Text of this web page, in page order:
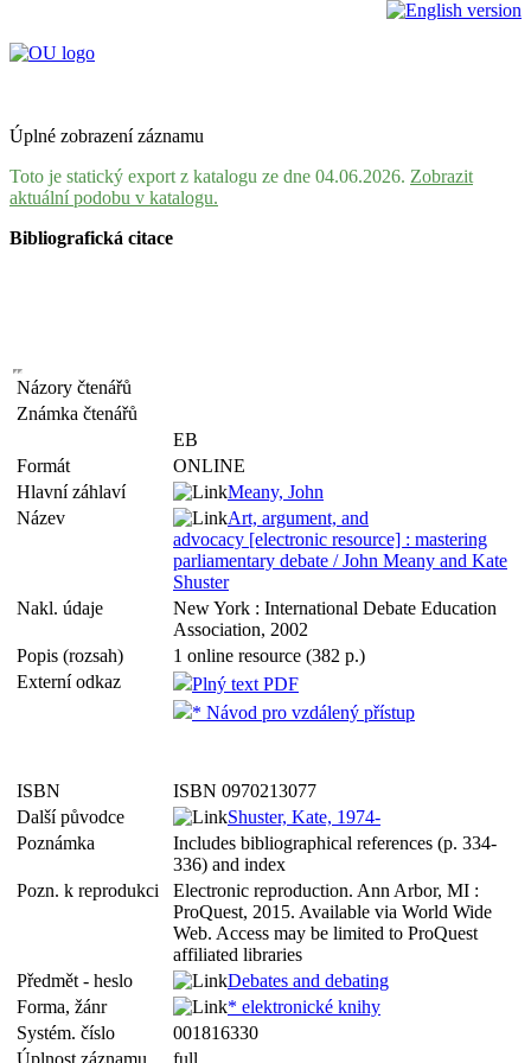
Úplné zobrazení záznamu
Toto je statický export z katalogu ze dne 04.06.2026. Zobrazit
aktuální podobu v katalogu.
Bibliografická citace
Názory čtenářů
Známka čtenářů
EB
Formát
ONLINE
Hlavní záhlaví
Meany, John
Název
Art, argument, and
advocacy [electronic resource] : mastering
parliamentary debate / John Meany and Kate
Shuster
Nakl. údaje
New York : International Debate Education
Association, 2002
Popis (rozsah)
1 online resource (382 p.)
Externí odkaz
Plný text PDF
* Návod pro vzdálený přístup
ISBN
ISBN 0970213077
Další původce
Shuster, Kate, 1974-
Poznámka
Includes bibliographical references (p. 334-
336) and index
Pozn. k reprodukci
Electronic reproduction. Ann Arbor, MI :
ProQuest, 2015. Available via World Wide
Web. Access may be limited to ProQuest
affiliated libraries
Předmět - heslo
Debates and debating
Forma, žánr
* elektronické knihy
Systém. číslo
001816330
Úplnost záznamu
full